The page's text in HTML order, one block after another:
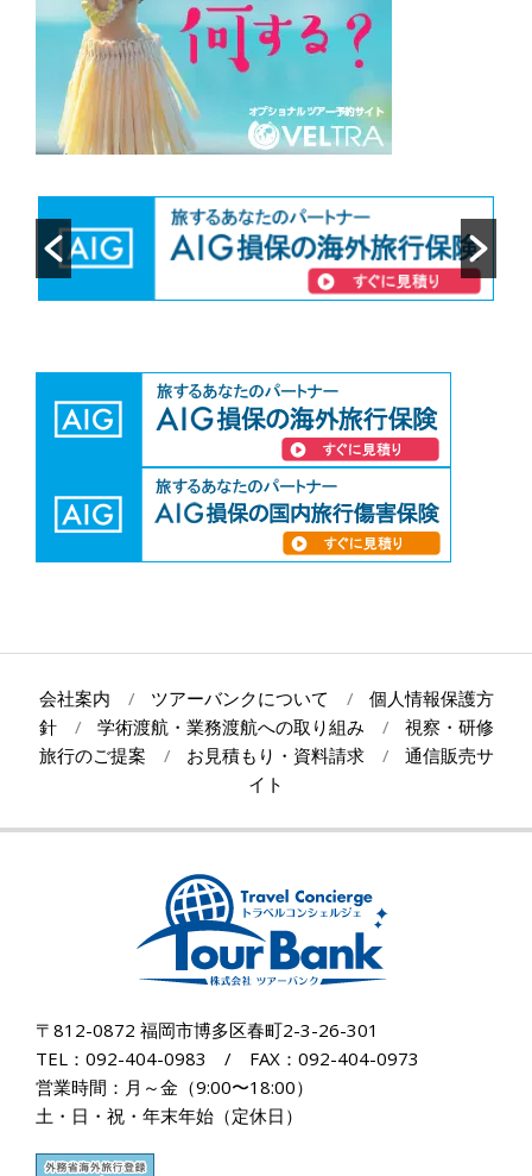
会社案内 ツアーバンクについて
個人情報保護方
針
学術渡航・業務渡航への取り組み
視察・研修
旅行のご提案
お見積もり・資料請求
通信販売サ
イト
〒812-0872 福岡市博多区春町2-3-26-301
TEL：092-404-0983 / FAX：092-404-0973
営業時間：月～金（9:00〜18:00）
土・日・祝・年末年始（定休日）